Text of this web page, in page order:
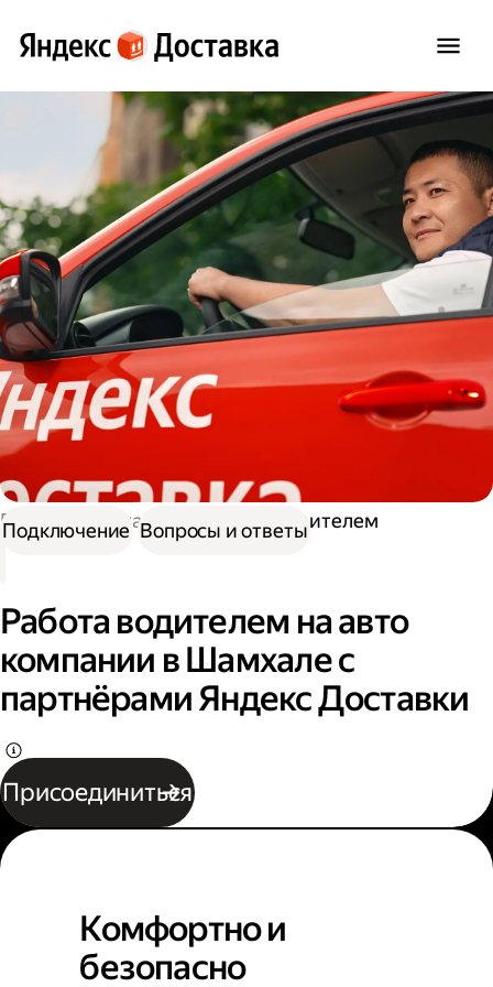
Работа в Доставке Работа водителем
Работа водителем на авто
компании в Шамхале с
партнёрами Яндекс Доставки
Присоединиться
Подключение Вопросы и ответы
Комфортно и
безопасно